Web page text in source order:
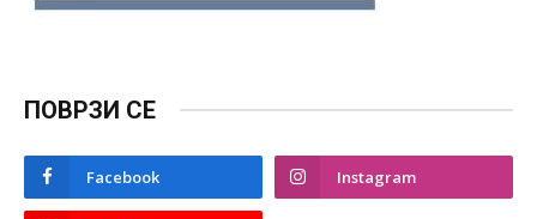
ПОВРЗИ СЕ
Facebook Instagram